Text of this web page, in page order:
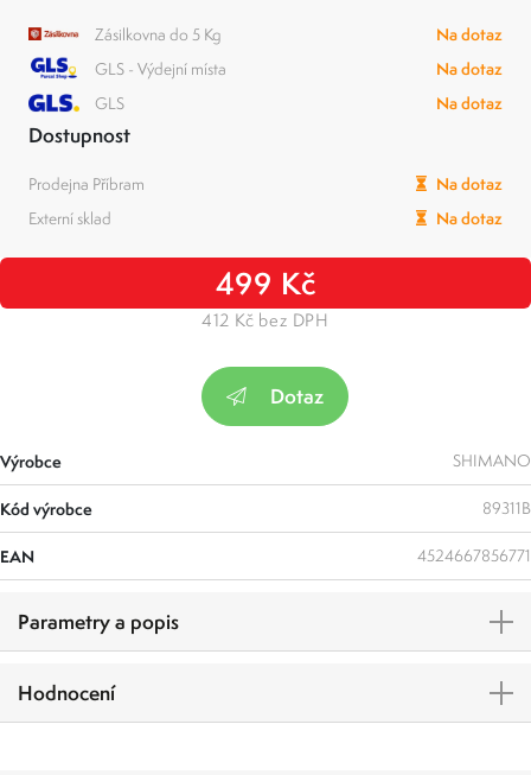
Zásilkovna do 5 Kg
Na dotaz
GLS - Výdejní místa
Na dotaz
GLS
Na dotaz
Dostupnost
Prodejna Příbram
Na dotaz
Externí sklad
Na dotaz
499 Kč
412 Kč bez DPH
Dotaz
Výrobce SHIMANO
Kód výrobce 89311B
EAN 4524667856771
Parametry a popis
Hodnocení